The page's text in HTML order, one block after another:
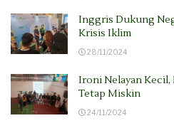
Inggris Dukung
Krisis Iklim
28/11/2024
Ironi Nelayan Kecil,
Tetap Miskin
24/11/2024